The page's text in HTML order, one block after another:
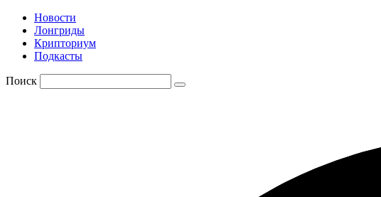
Новости
Лонгриды
Крипториум
Подкасты
Поиск